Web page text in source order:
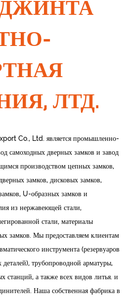
ЛТД.
Co., Ltd. является промышленно-
самоходных дверных замков и завод
производством цепных замков,
замков, дисковых замков,
U-образных замков и
из нержавеющей стали,
стали, материалы
замков. Мы предоставляем клиентам
инструмента (резервуаров
трубопроводной арматуры,
станций, а также всех видов литья. и
Наша собственная фабрика в